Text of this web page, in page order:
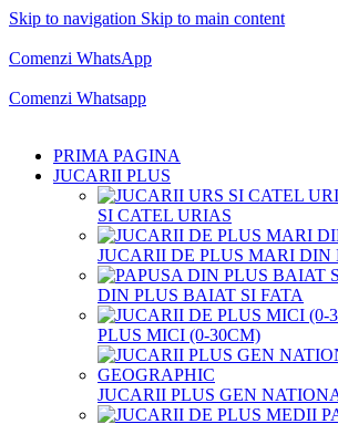
Skip to navigation Skip to main content
Comenzi WhatsApp
Comenzi Whatsapp
PRIMA PAGINA
JUCARII PLUS
SI CATEL URIAS
JUCARII DE PLUS MARI DIN
DIN PLUS BAIAT SI FATA
PLUS MICI (0-30CM)
JUCARII PLUS GEN